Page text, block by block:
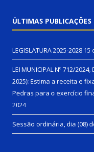
ÚLTIMAS PUBLICAÇÕES
LEGISLATURA 2025-2028 15
LEI MUNICIPAL Nº 712/2024,
2025): Estima a receita e
Pedras para o exercício
2024
Sessão ordinária, dia (08)